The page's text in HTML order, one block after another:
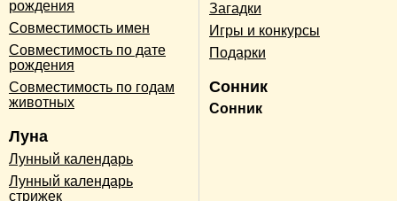
рождения
Совместимость имен
Совместимость по дате
рождения
Совместимость по годам
животных
Луна
Лунный календарь
Лунный календарь
стрижек
Загадки
Игры и конкурсы
Подарки
Сонник
Сонник